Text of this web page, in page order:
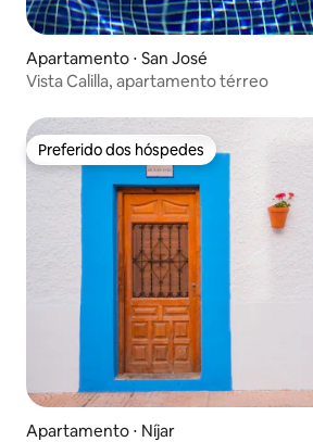
Apartamento ⋅ San José
Vista Calilla, apartamento térreo
Preferido dos hóspedes
Preferido dos hóspedes
Apartamento ⋅ Níjar